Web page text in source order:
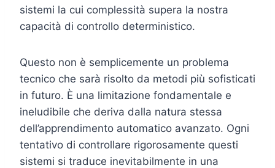
sistemi la cui complessità supera la nostra
capacità di controllo deterministico.
Questo non è semplicemente un problema
tecnico che sarà risolto da metodi più sofisticati
in futuro. È una limitazione fondamentale e
ineludibile che deriva dalla natura stessa
dell’apprendimento automatico avanzato. Ogni
tentativo di controllare rigorosamente questi
sistemi si traduce inevitabilmente in una